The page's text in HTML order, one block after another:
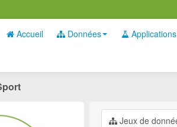
Accueil Données Applications
Jeux de